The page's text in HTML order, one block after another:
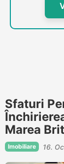
Sfaturi
Marea
Imobiliare 16.